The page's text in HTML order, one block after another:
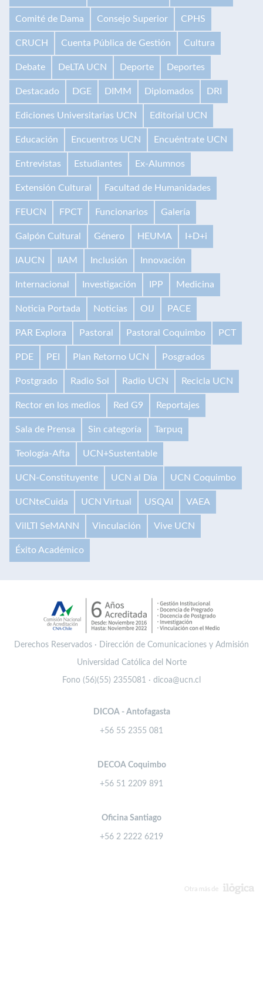
Comité de Dama Consejo Superior CPHS
CRUCH Cuenta Pública de Gestión Cultura
Debate DeLTA UCN Deporte Deportes
Destacado DGE DIMM Diplomados DRI
Ediciones Universitarias UCN Editorial UCN
Educación Encuentros UCN Encuéntrate UCN
Entrevistas Estudiantes Ex-Alumnos
Extensión Cultural Facultad de Humanidades
FEUCN FPCT Funcionarios Galería
Galpón Cultural Género HEUMA I+D+i
IAUCN IIAM Inclusión Innovación
Internacional Investigación IPP Medicina
Noticia Portada Noticias OIJ PACE
PAR Explora Pastoral Pastoral Coquimbo PCT
PDE PEI Plan Retorno UCN Posgrados
Postgrado Radio Sol Radio UCN Recicla UCN
Rector en los medios Red G9 Reportajes
Sala de Prensa Sin categoría Tarpuq
Teología-Afta UCN+Sustentable
UCN-Constituyente UCN al Día UCN Coquimbo
UCNteCuida UCN Virtual USQAI VAEA
VilLTI SeMANN Vinculación Vive UCN
Éxito Académico
Derechos Reservados · Dirección de Comunicaciones y Admisión
Universidad Católica del Norte
Fono (56)(55) 2355081 · dicoa@ucn.cl
DICOA - Antofagasta
+56 55 2355 081
DECOA Coquimbo
+56 51 2209 891
Oficina Santiago
+56 2 2222 6219